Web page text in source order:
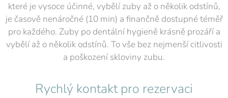
které je vysoce účinné, vybělí zuby až o několik odstínů,
je časově nenáročné (10 min) a finančně dostupné téměř
pro každého. Zuby po dentální hygieně krásně prozáří a
vybělí až o několik odstínů. To vše bez nejmenší citlivosti
a poškození skloviny zubu.
Rychlý kontakt pro rezervaci